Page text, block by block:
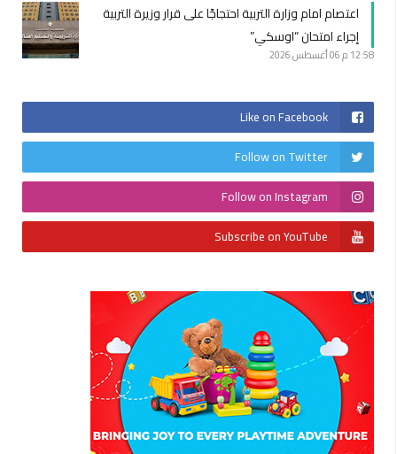
اعتصام امام وزارة التربية احتجاجًا على قرار وزيرة التربية
إجراء امتحان “اوسكي”
12:58 م 06 أغسطس 2026
Like on Facebook
Follow on Twitter
Follow on Instagram
Subscribe on YouTube